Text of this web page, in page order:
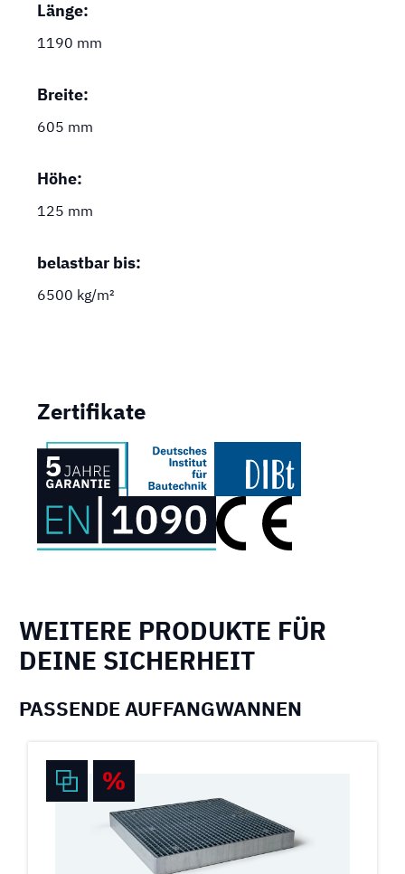
Länge:
1190 mm
Breite:
605 mm
Höhe:
125 mm
belastbar bis:
6500 kg/m²
Zertifikate
WEITERE PRODUKTE FÜR
DEINE SICHERHEIT
PASSENDE AUFFANGWANNEN